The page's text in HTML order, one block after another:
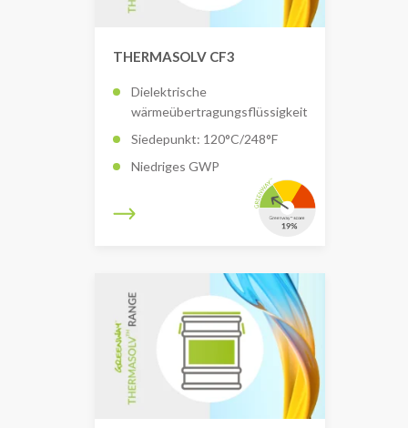
THERMASOLV CF3
Dielektrische
wärmeübertragungsflüssigkeit
Siedepunkt: 120°C/248°F
Niedriges GWP